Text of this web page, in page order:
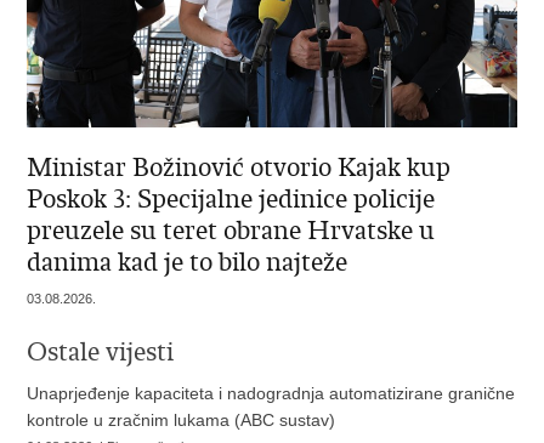
Ministar Božinović otvorio Kajak kup
Poskok 3: Specijalne jedinice policije
preuzele su teret obrane Hrvatske u
danima kad je to bilo najteže
03.08.2026.
Ostale vijesti
Unaprjeđenje kapaciteta i nadogradnja automatizirane granične
kontrole u zračnim lukama (ABC sustav)